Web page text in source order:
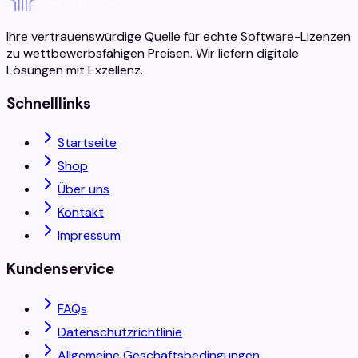
Ihre vertrauenswürdige Quelle für echte Software-Lizenzen
zu wettbewerbsfähigen Preisen. Wir liefern digitale
Lösungen mit Exzellenz.
Schnelllinks
Startseite
Shop
Über uns
Kontakt
Impressum
Kundenservice
FAQs
Datenschutzrichtlinie